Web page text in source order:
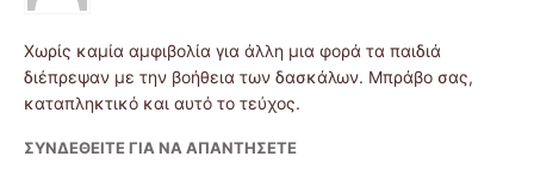
Χωρίς καμία αμφιβολία για άλλη μια φορά τα παιδιά
διέπρεψαν με την βοήθεια των δασκάλων. Μπράβο σας,
καταπληκτικό και αυτό το τεύχος.
ΣΥΝΔΕΘΕΊΤΕ ΓΙΑ ΝΑ ΑΠΑΝΤΉΣΕΤΕ